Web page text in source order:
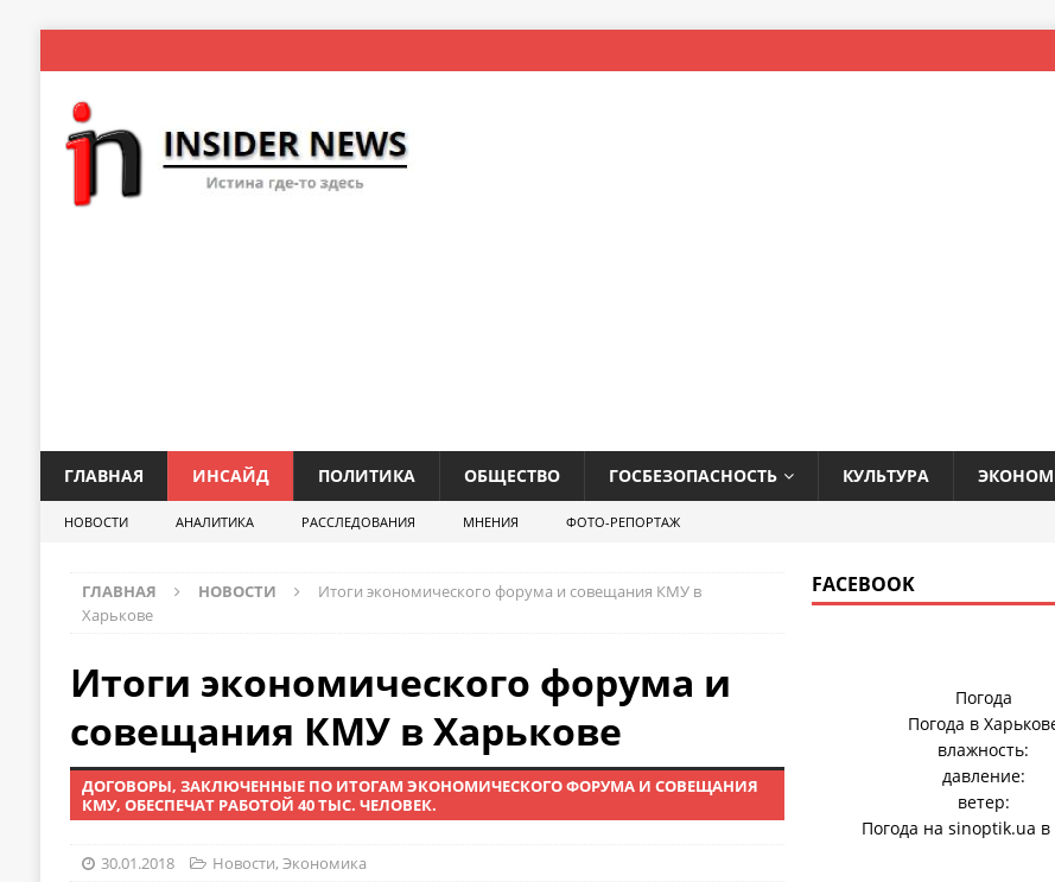
ГЛАВНАЯ ИНСАЙД ПОЛИТИКА ОБЩЕСТВО ГОСБЕЗОПАСНОСТЬ КУЛЬТУРА
НОВОСТИ АНАЛИТИКА РАССЛЕДОВАНИЯ МНЕНИЯ ФОТО-РЕПОРТАЖ
ГЛАВНАЯ НОВОСТИ
Итоги экономического форума и совещания КМУ в
Харькове
Итоги экономического форума и
совещания КМУ в Харькове
ДОГОВОРЫ, ЗАКЛЮЧЕННЫЕ ПО ИТОГАМ ЭКОНОМИЧЕСКОГО ФОРУМА И СОВЕЩАНИЯ
КМУ, ОБЕСПЕЧАТ РАБОТОЙ 40 ТЫС. ЧЕЛОВЕК.
30.01.2018 Новости, Экономика
FACEBOOK
Погода
Погода в
влажность:
давление:
ветер:
Погода наsinoptik.ua